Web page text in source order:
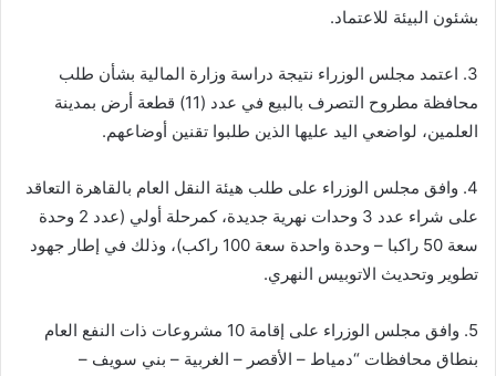
بشئون البيئة للاعتماد.
3. اعتمد مجلس الوزراء نتيجة دراسة وزارة المالية بشأن طلب
محافظة مطروح التصرف بالبيع في عدد (11) قطعة أرض بمدينة
العلمين، لواضعي اليد عليها الذين طلبوا تقنين أوضاعهم.
4. وافق مجلس الوزراء على طلب هيئة النقل العام بالقاهرة التعاقد
على شراء عدد 3 وحدات نهرية جديدة، كمرحلة أولي (عدد 2 وحدة
سعة 50 راكبا – وحدة واحدة سعة 100 راكب)، وذلك في إطار جهود
تطوير وتحديث الاتوبيس النهري.
5. وافق مجلس الوزراء على إقامة 10 مشروعات ذات النفع العام
بنطاق محافظات “دمياط – الأقصر – الغربية – بني سويف –